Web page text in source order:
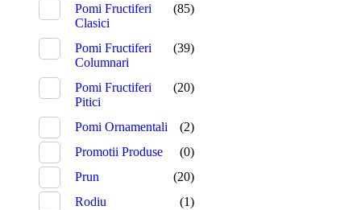
Pomi Fructiferi
Clasici
(85)
Pomi Fructiferi
Columnari
(39)
Pomi Fructiferi
Pitici
(20)
Pomi Ornamentali
(2)
Promotii Produse
(0)
Prun
(20)
Rodiu
(1)